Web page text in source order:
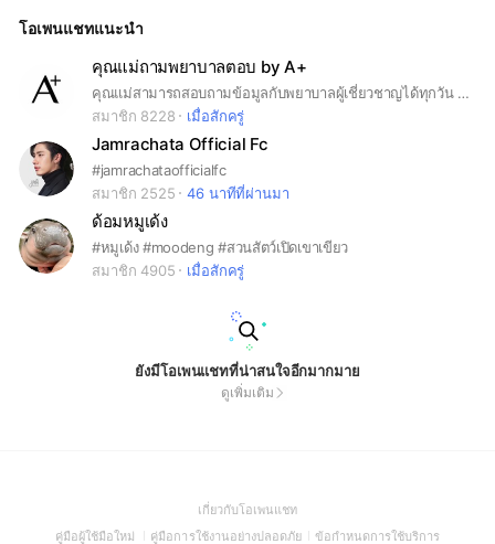
โอเพนแชทแนะนำ
คุณแม่ถามพยาบาลตอบ by A+
คุณแม่สามารถสอบถามข้อมูลกับพยาบาลผู้เชี่ยวชาญได้ทุกวัน 24 ชั่วโมง ทั้งในเรื่อง ✔ การเตรียมความพร้อมสำหรับคุณแม่ที่กำลังตั้งครรภ์ ✔ ให้คำปรึกษาด้านการเลี้ยงลูกด้วยนมแม่ ✔ ข้อมูลสุขภาพของคุณแม่และลูกน้อย ✔ พัฒนาการต่าง ๆ ในแต่ละช่วงวัย 📌 ทุกปัญหาที่คุณแม่กังวลใจ เรามีคำตอบ พูดคุยกับทีมพยาบาลผู้เชี่ยวชาญได้เลยค่ะ
สมาชิก 8228
เมื่อสักครู่
Jamrachata Official Fc
#jamrachataofficialfc
สมาชิก 2525
46 นาทีที่ผ่านมา
ด้อมหมูเด้ง
#หมูเด้ง #moodeng #สวนสัตว์เปิดเขาเขียว
สมาชิก 4905
เมื่อสักครู่
ยังมีโอเพนแชทที่น่าสนใจอีกมากมาย
ดูเพิ่มเติม
เกี่ยวกับโอเพนแชท(Open
in
คู่มือผู้ใช้มือใหม่ (Open
คู่มือการใช้งานอย่างปลอดภัย(Open
ข้อกำหนดการใช้บริการ(Open